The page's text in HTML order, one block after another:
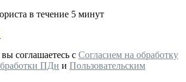
в течение 5 минут
соглашаетесь с Согласием на обработку
ПДн и Пользовательским